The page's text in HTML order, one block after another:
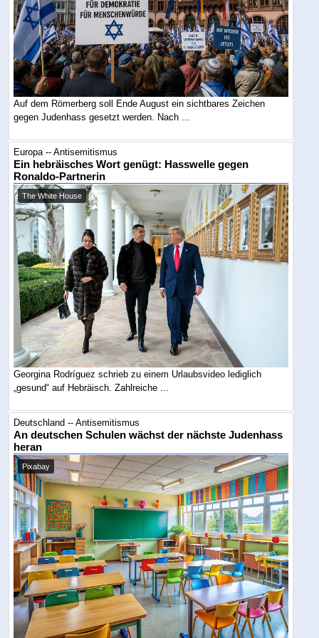
Auf dem Römerberg soll Ende August ein sichtbares Zeichen
gegen Judenhass gesetzt werden. Nach ...
Europa -- Antisemitismus
Ein hebräisches Wort genügt: Hasswelle gegen
Ronaldo-Partnerin
The White House
Georgina Rodríguez schrieb zu einem Urlaubsvideo lediglich
„gesund“ auf Hebräisch. Zahlreiche ...
Deutschland -- Antisemitismus
An deutschen Schulen wächst der nächste Judenhass
heran
Pixabay